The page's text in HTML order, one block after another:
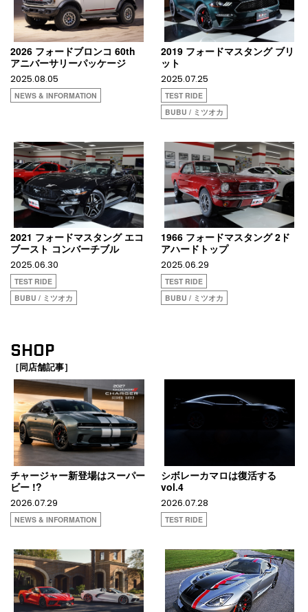
2026 フォードブロンコ 60th
アニバーサリーパッケージ
2025.08.05
NEWS & INFORMATION
2019 フォードマスタング ブリ
ット
2025.07.25
TEST RIDE
BUBU / ミツオカ
2021 フォードマスタング エコ
ブースト コンバーチブル
2025.06.30
TEST RIDE
BUBU / ミツオカ
1966 フォードマスタング 2ド
アハードトップ
2025.06.29
TEST RIDE
BUBU / ミツオカ
SHOP
［同店舗記事］
チャージャー新登場はスーパー
ビー !?
2026.07.29
NEWS & INFORMATION
シボレーカマロは復活する
vol.4
2026.07.28
TEST RIDE